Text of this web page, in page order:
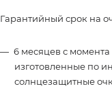
Гарантийный срок на
6 месяцев с
изготовленные по
солнцезащитные